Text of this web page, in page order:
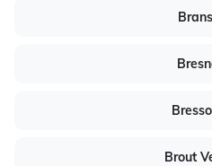
Brout